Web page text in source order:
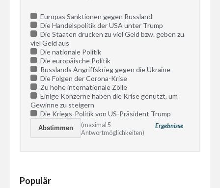
Europas Sanktionen gegen Russland
Die Handelspolitik der USA unter Trump
Die Staaten drucken zu viel Geld bzw. geben zu
viel Geld aus
Die nationale Politik
Die europäische Politik
Russlands Angriffskrieg gegen die Ukraine
Die Folgen der Corona-Krise
Zu hohe internationale Zölle
Einige Konzerne haben die Krise genutzt, um
Gewinne zu steigern
Die Kriegs-Politik von US-Präsident Trump
Ergebnisse
(maximal 5
Antwortmöglichkeiten)
Populär